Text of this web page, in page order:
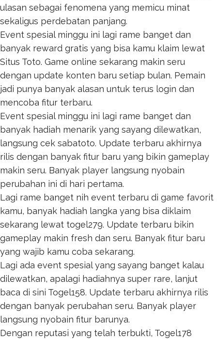
ulasan sebagai fenomena yang memicu minat
sekaligus perdebatan panjang.
Event spesial minggu ini lagi rame banget dan
banyak reward gratis yang bisa kamu klaim lewat
Situs Toto. Game online sekarang makin seru
dengan update konten baru setiap bulan. Pemain
jadi punya banyak alasan untuk terus login dan
mencoba fitur terbaru.
Event spesial minggu ini lagi rame banget dan
banyak hadiah menarik yang sayang dilewatkan,
langsung cek sabatoto. Update terbaru akhirnya
rilis dengan banyak fitur baru yang bikin gameplay
makin seru. Banyak player langsung nyobain
perubahan ini di hari pertama.
Lagi rame banget nih event terbaru di game favorit
kamu, banyak hadiah langka yang bisa diklaim
sekarang lewat togel279. Update terbaru bikin
gameplay makin fresh dan seru. Banyak fitur baru
yang wajib kamu coba sekarang.
Lagi ada event spesial yang sayang banget kalau
dilewatkan, apalagi hadiahnya super rare, lanjut
baca di sini Togel158. Update terbaru akhirnya rilis
dengan banyak perubahan seru. Banyak player
langsung nyobain fitur barunya.
Dengan reputasi yang telah terbukti, Togel178